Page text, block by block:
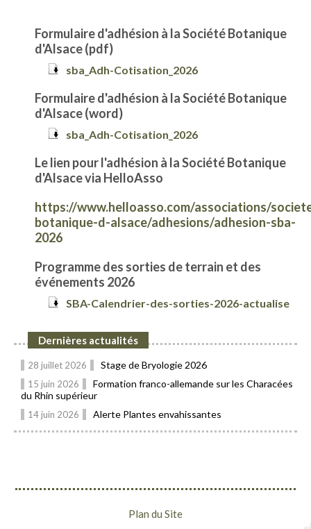
Formulaire d'adhésion à la Société Botanique
d'Alsace (pdf)
sba_Adh-Cotisation_2026
Formulaire d'adhésion à la Société Botanique
d'Alsace (word)
sba_Adh-Cotisation_2026
Le lien pour l'adhésion à la Société Botanique
d'Alsace via HelloAsso
https://www.helloasso.com/associations/
botanique-d-alsace/adhesions/adhesion-sba-
2026
Programme des sorties de terrain et des
événements 2026
SBA-Calendrier-des-sorties-2026-actualise
Dernières actualités
28 juillet 2026 Stage de Bryologie 2026
15 juin 2026
Formation franco-allemande sur les Characées
du Rhin supérieur
14 juin 2026 Alerte Plantes envahissantes
Plan du Site